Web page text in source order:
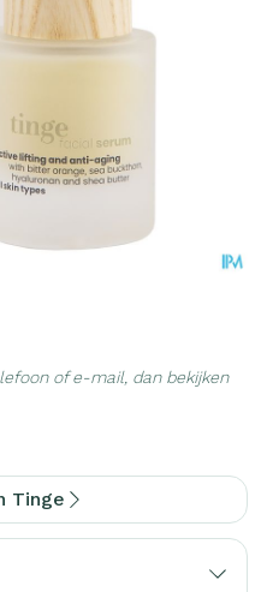
of e-mail, dan bekijken
Tinge